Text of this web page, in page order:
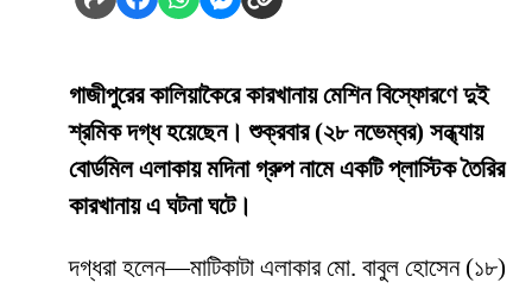
গাজীপুরের কালিয়াকৈরে কারখানায় মেশিন বিস্ফোরণে দুই
শ্রমিক দগ্ধ হয়েছেন। শুক্রবার (২৮ নভেম্বর) সন্ধ্যায়
বোর্ডমিল এলাকায় মদিনা গ্রুপ নামে একটি প্লাস্টিক তৈরির
কারখানায় এ ঘটনা ঘটে।
দগ্ধরা হলেন—মাটিকাটা এলাকার মো. বাবুল হোসেন (১৮)